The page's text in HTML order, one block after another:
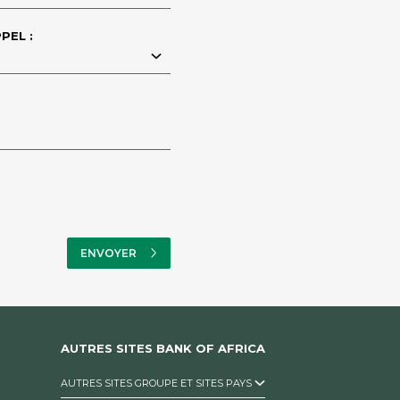
:
AUTRES SITES BANK OF AFRICA
AUTRES SITES GROUPE ET SITES PAYS